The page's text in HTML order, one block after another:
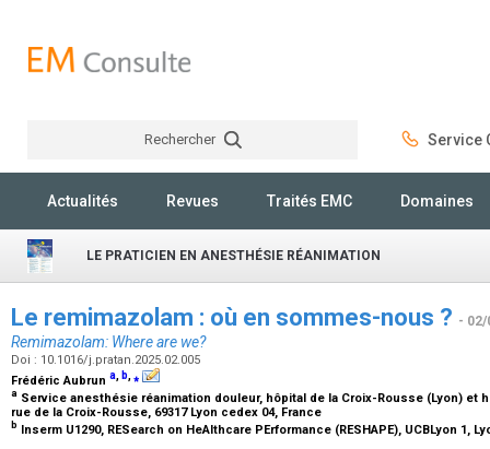
Rechercher Service
Actualités Revues Traités EMC Domaines
LE PRATICIEN EN ANESTHÉSIE RÉANIMATION
Le remimazolam : où en sommes-nous ? - 02/
Remimazolam: Where are we?
Doi : 10.1016/j.pratan.2025.02.005
Frédéric Aubrun a, b,⁎
a Service anesthésie réanimation douleur, hôpital de la Croix-Rousse (Lyon) et
rue de la Croix-Rousse, 69317 Lyon cedex 04, France
b Inserm U1290, RESearch on HeAlthcare PErformance (RESHAPE), UCBLyon 1,